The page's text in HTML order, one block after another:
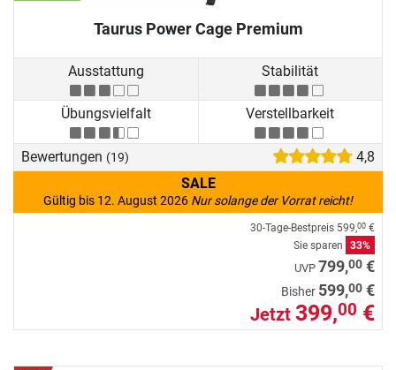
Taurus Power Cage Premium
Ausstattung Stabilität
Übungsvielfalt Verstellbarkeit
Bewertungen (19)
4,8
SALE
Gültig bis 12. August 2026 Nur solange der Vorrat reicht!
30-Tage-Bestpreis 599,00 €
Sie sparen
33%
UVP 799,00 €
Bisher 599,00 €
Jetzt 399,00 €